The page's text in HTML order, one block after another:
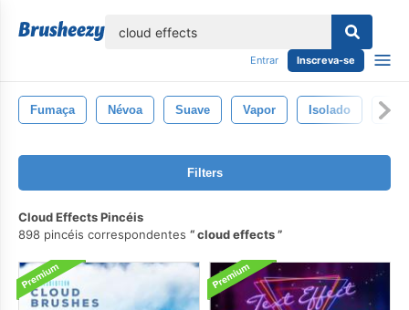
Entrar Inscreva-se
Fumaça Névoa Suave Vapor Isolado
Filters
Cloud Effects Pincéis
898 pincéis correspondentes
cloud effects